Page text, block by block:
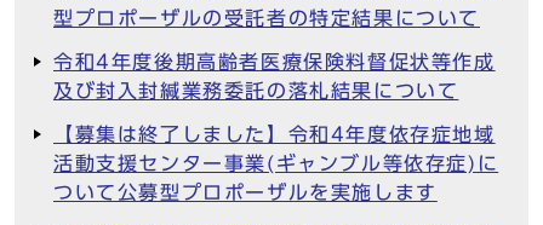
型プロポーザルの受託者の特定結果について
令和4年度後期高齢者医療保険料督促状等作成
及び封入封緘業務委託の落札結果について
【募集は終了しました】令和4年度依存症地域
活動支援センター事業(ギャンブル等依存症)に
ついて公募型プロポーザルを実施します